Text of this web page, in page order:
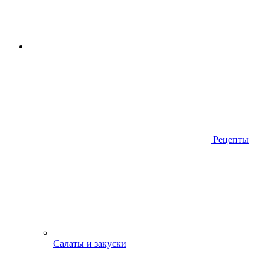
Рецепты
Салаты и закуски